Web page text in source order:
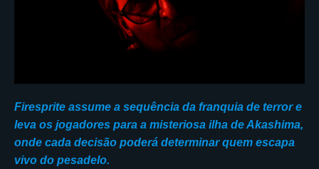
Firesprite assume a sequência da franquia de terror e
leva os jogadores para a misteriosa ilha de Akashima,
onde cada decisão poderá determinar quem escapa
vivo do pesadelo.